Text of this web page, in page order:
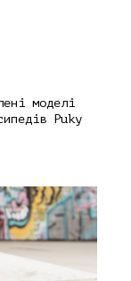
моделі
Puky